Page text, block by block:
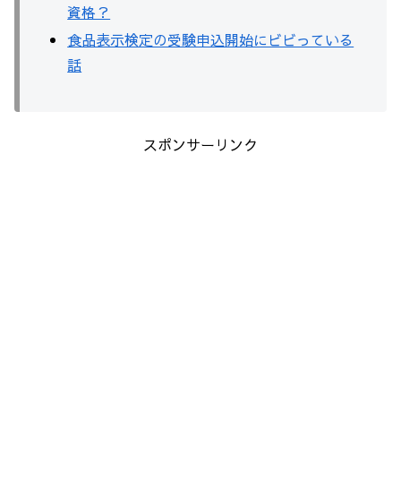
資格？
食品表示検定の受験申込開始にビビっている
話
スポンサーリンク